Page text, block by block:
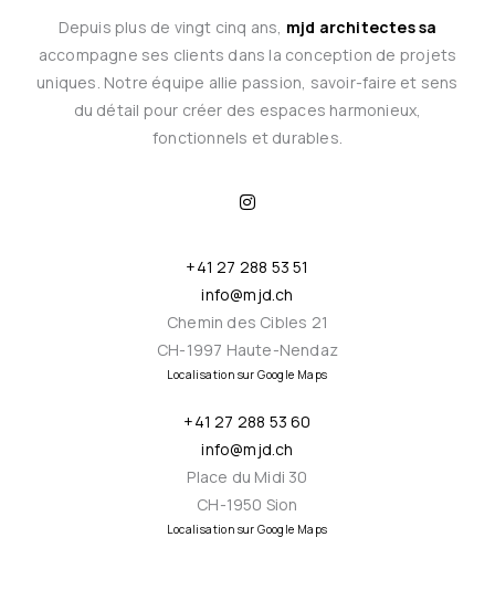
Depuis plus de vingt cinq ans, mjd architectes sa
accompagne ses clients dans la conception de projets
uniques. Notre équipe allie passion, savoir-faire et sens
du détail pour créer des espaces harmonieux,
fonctionnels et durables.
n
s
g
r
a
m
+41 27 288 53 51
info@mjd.ch
Chemin des Cibles 21
CH-1997 Haute-Nendaz
Localisation sur Google Maps
+41 27 288 53 60
info@mjd.ch
Place du Midi 30
CH-1950 Sion
Localisation sur Google Maps